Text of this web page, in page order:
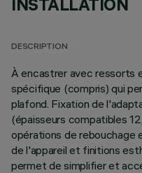
INSTALLATION
DESCRIPTION
À encastrer avec ressorts
spécifique (compris) qui
plafond. Fixation de
(épaisseurs compatibles
opérations de rebouchage
de l'appareil et finitions
permet de simplifier et